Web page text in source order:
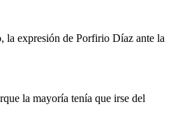
la expresión de Porfirio Díaz ante la
la mayoría tenía que irse del